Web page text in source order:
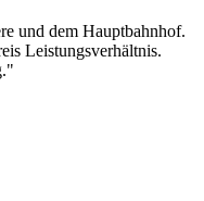
und dem Hauptbahnhof.
Leistungsverhältnis.